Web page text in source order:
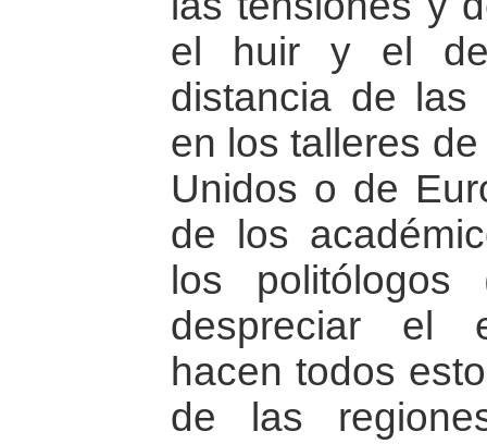
el huir y el
distancia de
en los talleres
Unidos o de
de los
los
despreciar el
hacen todos
de las